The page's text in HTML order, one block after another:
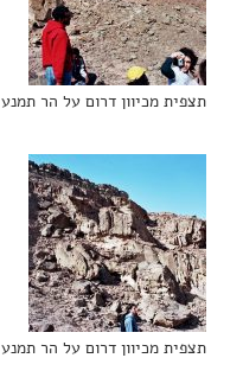
תצפית מכיוון דרום על הר תמנע
תצפית מכיוון דרום על הר תמנע